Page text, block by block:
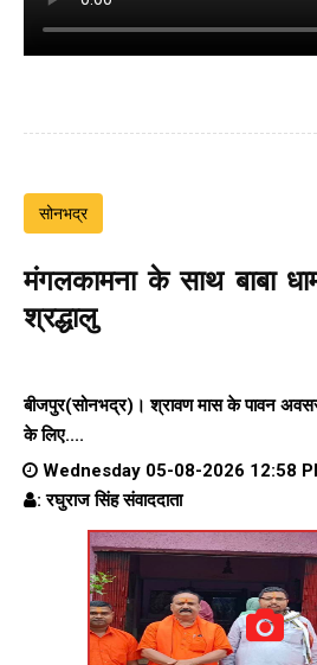
सोनभद्र
मंगलकामना के साथ बाबा
श्रद्धालु
बीजपुर(सोनभद्र)। श्रावण मास के पावन अवसर
के लिए....
Wednesday 05-08-2026 12:58
: रघुराज सिंह संवाददाता